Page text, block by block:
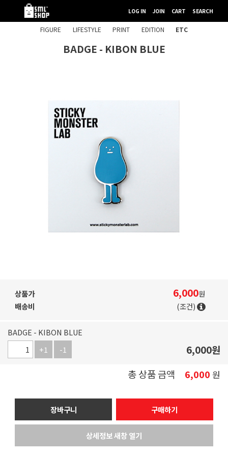
LOG IN JOIN CART SEARCH
FIGURE LIFESTYLE PRINT EDITION ETC
BADGE - KIBON BLUE
상품가 6,000원
배송비
(조건)
BADGE - KIBON BLUE
+1
-1 6,000원
총 상품 금액
6,000 원
장바구니 구매하기
상세정보 새창 열기